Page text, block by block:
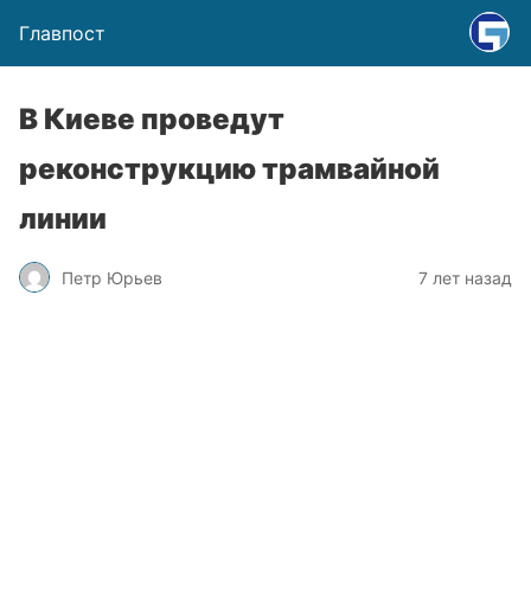
Главпост
В Киеве проведут
реконструкцию трамвайной
линии
Петр Юрьев 7 лет назад